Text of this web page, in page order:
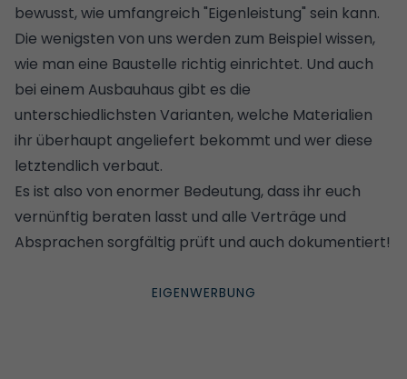
bewusst, wie umfangreich "Eigenleistung" sein kann.
Die wenigsten von uns werden zum Beispiel wissen,
wie man eine Baustelle richtig einrichtet. Und auch
bei einem Ausbauhaus gibt es die
unterschiedlichsten Varianten, welche Materialien
ihr überhaupt angeliefert bekommt und wer diese
letztendlich verbaut.
Es ist also von enormer Bedeutung, dass ihr euch
vernünftig beraten lasst und alle Verträge und
Absprachen sorgfältig prüft und auch dokumentiert!